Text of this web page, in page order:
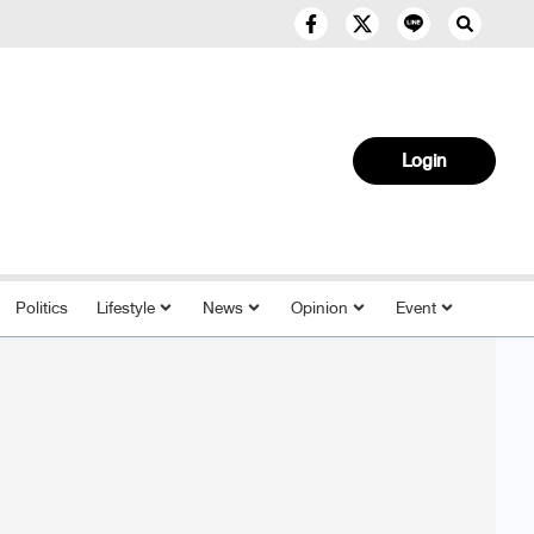
Login
Politics Lifestyle News Opinion Event